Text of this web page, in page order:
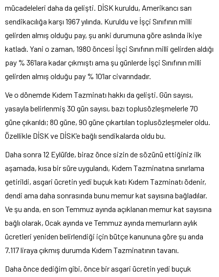
mücadeleleri daha da gelişti. DİSK kuruldu, Amerikancı sarı
sendikacılığa karşı 1967 yılında. Kuruldu ve İşçi Sınıfının milli
gelirden almış olduğu pay, şu anki durumuna göre aslında ikiye
katladı. Yani o zaman, 1980 öncesi İşçi Sınıfının milli gelirden aldığı
pay % 36’lara kadar çıkmıştı ama şu günlerde İşçi Sınıfının milli
gelirden almış olduğu pay % 10’lar civarındadır.
Ve o dönemde Kıdem Tazminatı hakkı da gelişti. Gün sayısı,
yasayla belirlenmiş 30 gün sayısı, bazı toplusözleşmelerle 70
güne çıkarıldı; 80 güne, 90 güne çıkartılan toplusözleşmeler oldu.
Özellikle DİSK ve DİSK’e bağlı sendikalarda oldu bu.
Daha sonra 12 Eylül’de, biraz önce sizin de sözünü ettiğiniz ilk
aşamada, kısa bir süre uygulandı, Kıdem Tazminatına sınırlama
getirildi, asgari ücretin yedi buçuk katı Kıdem Tazminatı ödenir,
dendi ama daha sonrasında bunu memur kat sayısına bağladılar.
Ve şu anda, en son Temmuz ayında açıklanan memur kat sayısına
bağlı olarak, Ocak ayında ve Temmuz ayında memurların aylık
ücretleri yeniden belirlendiği için bütçe kanununa göre şu anda
7.117 liraya çıkmış durumda Kıdem Tazminatının tavanı.
Daha önce dediğim gibi, önce bir asgari ücretin yedi buçuk